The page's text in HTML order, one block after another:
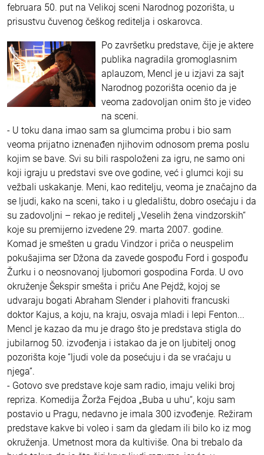
februara 50. put na Velikoj sceni Narodnog pozorišta, u
prisustvu čuvenog češkog reditelja i oskarovca.
Po završetku predstave, čije je aktere
publika nagradila gromoglasnim
aplauzom, Mencl je u izjavi za sajt
Narodnog pozorišta ocenio da je
veoma zadovoljan onim što je video
na sceni.
- U toku dana imao sam sa glumcima probu i bio sam
veoma prijatno iznenađen njihovim odnosom prema poslu
kojim se bave. Svi su bili raspoloženi za igru, ne samo oni
koji igraju u predstavi sve ove godine, već i glumci koji su
vežbali uskakanje. Meni, kao reditelju, veoma je značajno da
se ljudi, kako na sceni, tako i u gledalištu, dobro osećaju i da
su zadovoljni – rekao je reditelj „Veselih žena vindzorskih“
koje su premijerno izvedene 29. marta 2007. godine.
Komad je smešten u gradu Vindzor i priča o neuspelim
pokušajima ser Džona da zavede gospođu Ford i gospođu
Žurku i o neosnovanoj ljubomori gospodina Forda. U ovo
okruženje Šekspir smešta i priču Ane Pejdž, kojoj se
udvaraju bogati Abraham Slender i plahoviti francuski
doktor Kajus, a koju, na kraju, osvaja mladi i lepi Fenton...
Mencl je kazao da mu je drago što je predstava stigla do
jubilarnog 50. izvođenja i istakao da je on ljubitelj onog
pozorišta koje “ljudi vole da posećuju i da se vraćaju u
njega”.
- Gotovo sve predstave koje sam radio, imaju veliki broj
repriza. Komedija Žorža Fejdoa „Buba u uhu“, koju sam
postavio u Pragu, nedavno je imala 300 izvođenje. Režiram
predstave kakve bi voleo i sam da gledam ili bilo ko iz mog
okruženja. Umetnost mora da kultiviše. Ona bi trebalo da